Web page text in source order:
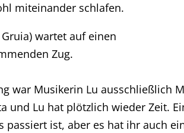
miteinander schlafen.
Gruia) wartet auf einen
Zug.
war Musikerin Lu ausschließlich
und Lu hat plötzlich wieder Zeit.
passiert ist, aber es hat ihr auch